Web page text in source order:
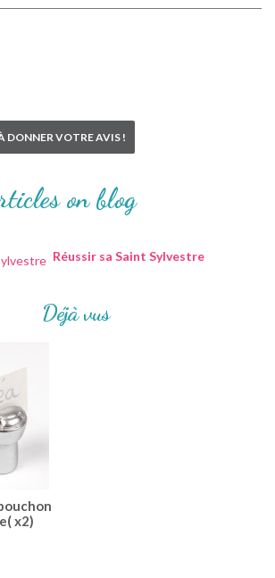
DONNER VOTRE AVIS !
on blog
Réussir sa Saint Sylvestre
Déjà vus
x2)